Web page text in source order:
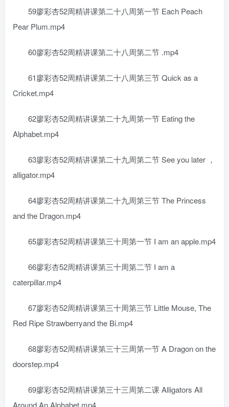
59廖彩杏52周精讲课第二十八周第一节 Each Peach
Pear Plum.mp4
60廖彩杏52周精讲课第二十八周第二节 .mp4
61廖彩杏52周精讲课第二十八周第三节 Quick as a
Cricket.mp4
62廖彩杏52周精讲课第二十九周第一节 Eating the
Alphabet.mp4
63廖彩杏52周精讲课第二十九周第二节 See you later ，
alligator.mp4
64廖彩杏52周精讲课第二十九周第三节 The Princess
and the Dragon.mp4
65廖彩杏52周精讲课第三十周第一节 I am an apple.mp4
66廖彩杏52周精讲课第三十周第二节 I am a
caterpillar.mp4
67廖彩杏52周精讲课第三十周第三节 Little Mouse, The
Red Ripe Strawberryand the Bi.mp4
68廖彩杏52周精讲课第三十三周第一节 A Dragon on the
doorstep.mp4
69廖彩杏52周精讲课第三十三周第二课 Alligators All
Around An Alphabet.mp4